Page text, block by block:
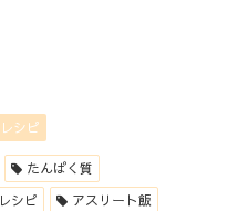
レシピ
たんぱく質
シピ アスリート飯